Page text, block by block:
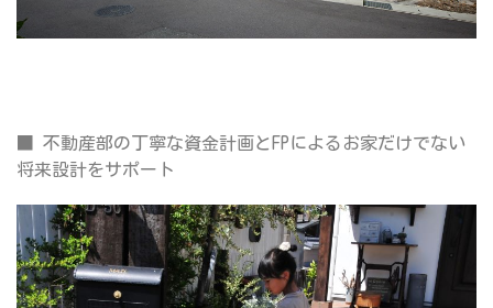
不動産部の丁寧な資金計画とFPによるお家だけでない
将来設計をサポート